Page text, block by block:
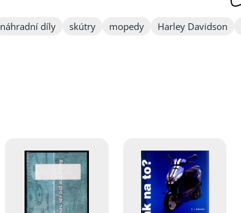
náhradní díly skútry mopedy Harley Davidson